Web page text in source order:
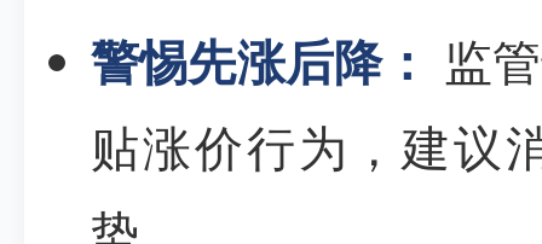
警惕先涨后降： 监
贴涨价行为，建议